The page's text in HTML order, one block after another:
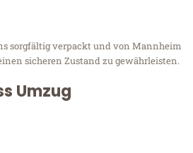
sorgfältig verpackt und von Mannheim
sicheren Zustand zu gewährleisten.
Umzug